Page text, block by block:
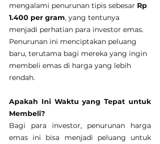
mengalami penurunan tipis sebesar Rp
1.400 per gram, yang tentunya
menjadi perhatian para investor emas.
Penurunan ini menciptakan peluang
baru, terutama bagi mereka yang ingin
membeli emas di harga yang lebih
rendah.
Apakah Ini Waktu yang Tepat untuk
Membeli?
Bagi para investor, penurunan harga
emas ini bisa menjadi peluang untuk